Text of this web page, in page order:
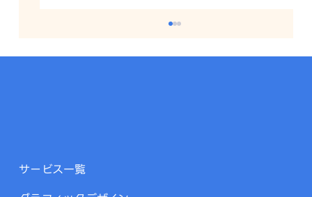
サービス一覧